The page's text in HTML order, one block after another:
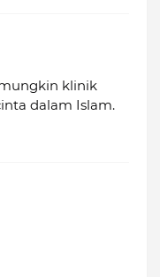
klinik
dalam Islam.